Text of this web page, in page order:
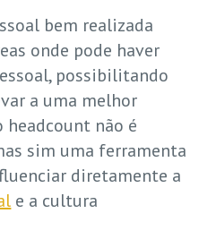
bem realizada
onde pode haver
possibilitando
a uma melhor
headcount não é
sim uma ferramenta
diretamente a
e a cultura